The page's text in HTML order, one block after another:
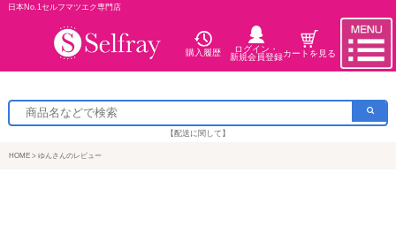
日本No.1セルフマツエク専門店
購入履歴
ログイン・
新規会員登録カートを見る
【配送に関して】
HOME ゆんさんのレビュー